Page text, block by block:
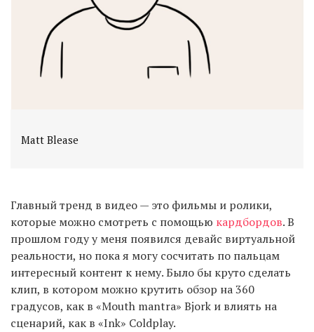
Matt Blease
Главный тренд в видео — это фильмы и ролики,
которые можно смотреть с помощью кардбордов. В
прошлом году у меня появился девайс виртуальной
реальности, но пока я могу сосчитать по пальцам
интересный контент к нему. Было бы круто сделать
клип, в котором можно крутить обзор на 360
градусов, как в «Mouth mantra» Bjork и влиять на
сценарий, как в «Ink» Coldplay.